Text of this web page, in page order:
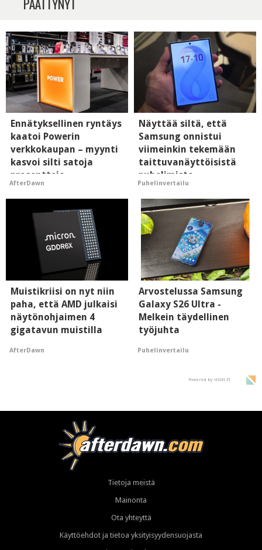
Ennätyksellinen ryntäys
kaatoi Powerin
verkkokaupan – myynti
kasvoi silti satoja
prosentteja
AfterDawn
Näyttää siltä, että
Samsung onnistui
viimeinkin tekemään
taittuvanäyttöisistä
puhelimista
supersuosittuja
Puhelinvertailu
Muistikriisi on nyt niin
paha, että AMD julkaisi
näytönohjaimen 4
gigatavun muistilla
AfterDawn
Arvostelussa Samsung
Galaxy S26 Ultra -
Melkein täydellinen
työjuhta
Puhelinvertailu
Powered by HIGH.FI
Tietoja meistä
Mainonta
Ota yhteyttä
Käyttöehdot ja tietoa yksityisyydensuojasta